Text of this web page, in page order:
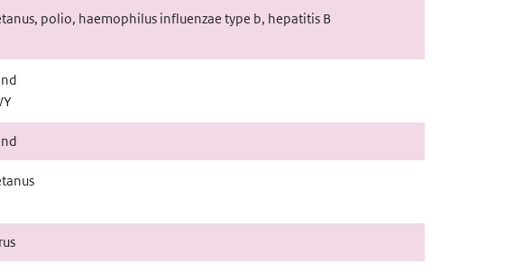
polio, haemophilus influenzae type b, hepatitis B